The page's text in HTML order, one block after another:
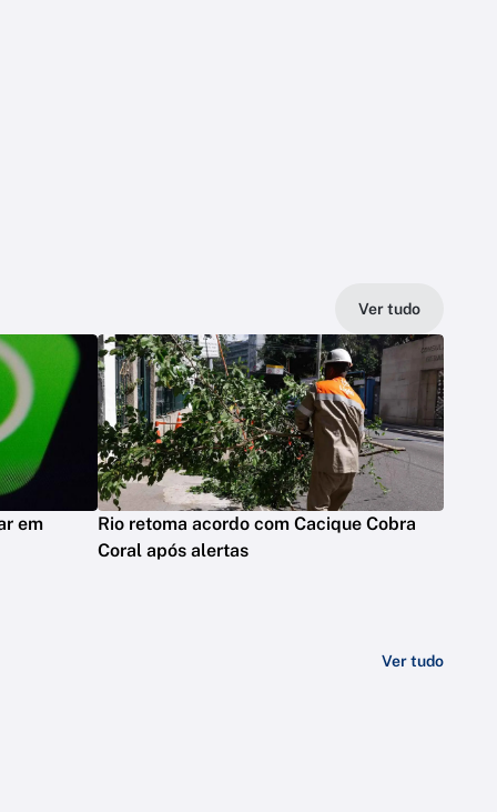
Ver tudo
em
Rio retoma acordo com Cacique Cobra
Coral após alertas
Ver tudo